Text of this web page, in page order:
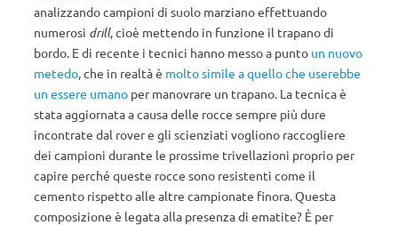
analizzando campioni di suolo marziano effettuando
numerosi drill, cioè mettendo in funzione il trapano di
bordo. E di recente i tecnici hanno messo a punto un nuovo
metedo, che in realtà è molto simile a quello che userebbe
un essere umano per manovrare un trapano. La tecnica è
stata aggiornata a causa delle rocce sempre più dure
incontrate dal rover e gli scienziati vogliono raccogliere
dei campioni durante le prossime trivellazioni proprio per
capire perché queste rocce sono resistenti come il
cemento rispetto alle altre campionate finora. Questa
composizione è legata alla presenza di ematite? È per